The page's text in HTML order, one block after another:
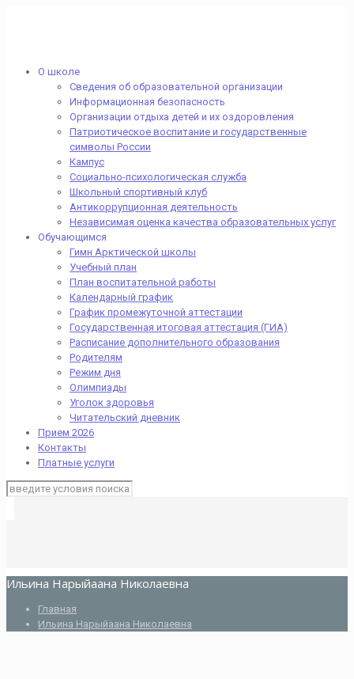
О школе
Сведения об образовательной организации
Информационная безопасность
Организации отдыха детей и их оздоровления
Патриотическое воспитание и государственные
символы России
Кампус
Социально-психологическая служба
Школьный спортивный клуб
Антикоррупционная деятельность
Независимая оценка качества образовательных услуг
Обучающимся
Гимн Арктической школы
Учебный план
План воспитательной работы
Календарный график
График промежуточной аттестации
Государственная итоговая аттестация (ГИА)
Расписание дополнительного образования
Родителям
Режим дня
Олимпиады
Уголок здоровья
Читательский дневник
Прием 2026
Контакты
Платные услуги
Ильина Нарыйаана Николаевна
Главная
Ильина Нарыйаана Николаевна